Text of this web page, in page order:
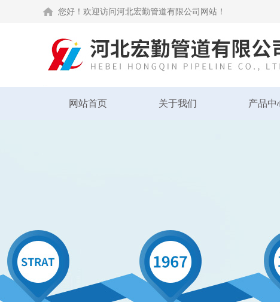
您好！欢迎访问河北宏勤管道有限公司网站！
网站首页 关于我们 产品中